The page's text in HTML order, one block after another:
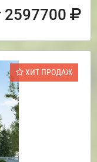
2597700
ХИТ ПРОДАЖ